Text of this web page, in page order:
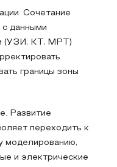
Сочетание
с данными
(УЗИ, КТ, МРТ)
границы зоны
Развитие
переходить к
моделированию,
и электрические